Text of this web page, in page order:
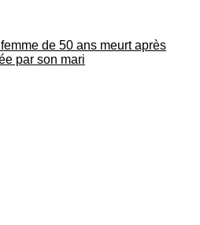
de 50 ans meurt après
par son mari